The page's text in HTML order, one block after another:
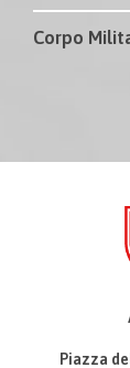
Corpo
Piazza